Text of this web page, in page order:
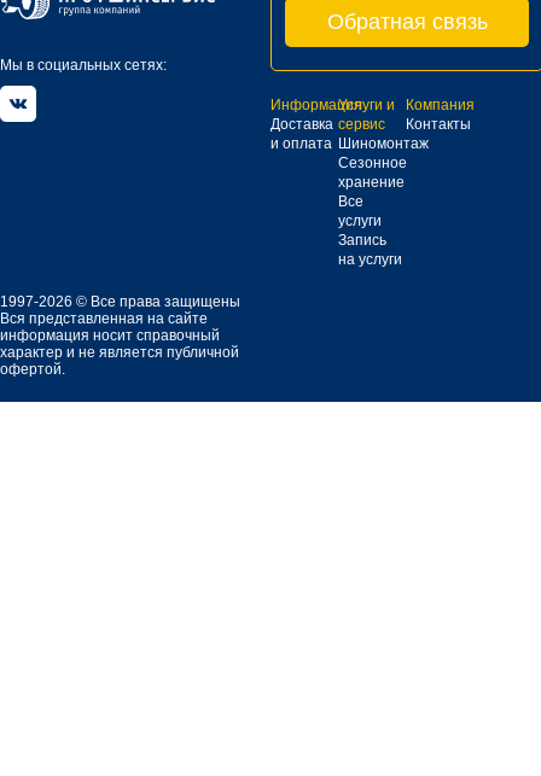
Мы в социальных сетях:
Обратная связь
Информация
Доставка
и оплата
Услуги и
сервис
Шиномонтаж
Сезонное
хранение
Все
услуги
Запись
на услуги
Компания
Контакты
1997-2026 © Все права защищены
Вся представленная на сайте
информация носит справочный
характер и не является публичной
офертой.